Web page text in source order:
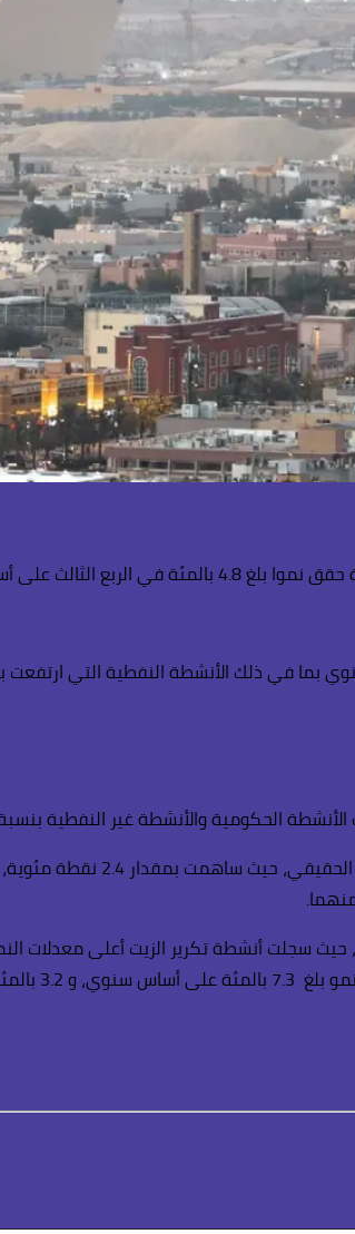
على أساس سنوي.
ذلك الأنشطة النفطية التي ارتفعت بمعدل 8.3
أساس سنوي